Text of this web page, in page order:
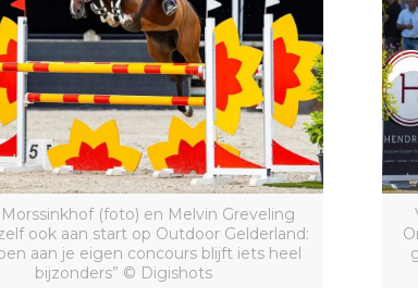
(foto) en Melvin Greveling
ook aan start op Outdoor Gelderland:
aan je eigen concours blijft iets heel
bijzonders” © Digishots